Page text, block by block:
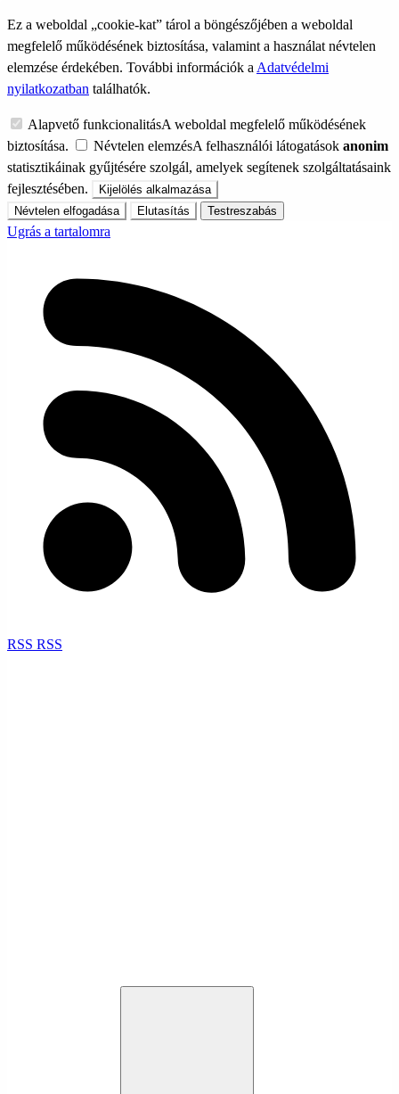
Ez a weboldal „cookie-kat” tárol a böngészőjében a weboldal
megfelelő működésének biztosítása, valamint a használat névtelen
elemzése érdekében. További információk a Adatvédelmi
nyilatkozatban találhatók.
Alapvető funkcionalitásA weboldal megfelelő működésének
biztosítása.
Névtelen elemzésA felhasználói látogatások anonim
statisztikáinak gyűjtésére szolgál, amelyek segítenek szolgáltatásaink
fejlesztésében.
Kijelölés alkalmazása
Névtelen elfogadása
Elutasítás Testreszabás
Ugrás a tartalomra
RSS RSS